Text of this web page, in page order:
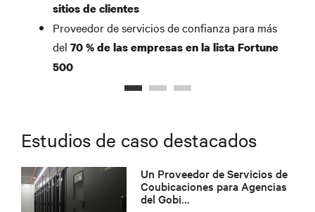
sitios de clientes
Proveedor de servicios de confianza para más
del 70 % de las empresas en la lista Fortune
500
Estudios de caso destacados
Un Proveedor de Servicios de
Coubicaciones para Agencias
del Gobi...